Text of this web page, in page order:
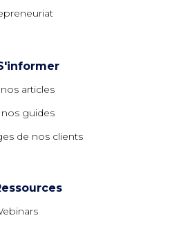
articles
nos guides
de nos clients